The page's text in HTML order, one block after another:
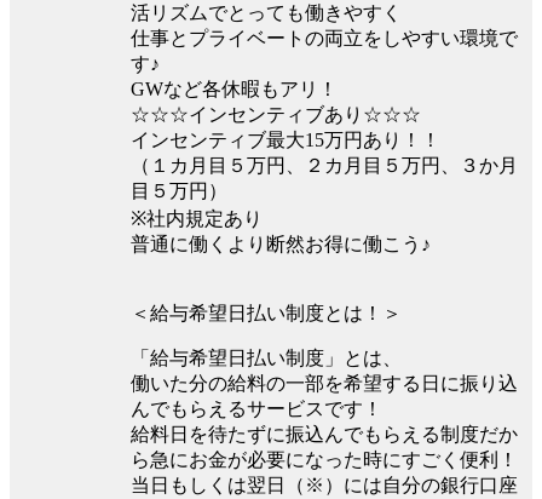
活リズムでとっても働きやすく
仕事とプライベートの両立をしやすい環境で
す♪
GWなど各休暇もアリ！
☆☆☆インセンティブあり☆☆☆
インセンティブ最大15万円あり！！
（１カ月目５万円、２カ月目５万円、３か月
目５万円）
※社内規定あり
普通に働くより断然お得に働こう♪
＜給与希望日払い制度とは！＞
「給与希望日払い制度」とは、
働いた分の給料の一部を希望する日に振り込
んでもらえるサービスです！
給料日を待たずに振込んでもらえる制度だか
ら急にお金が必要になった時にすごく便利！
当日もしくは翌日（※）には自分の銀行口座